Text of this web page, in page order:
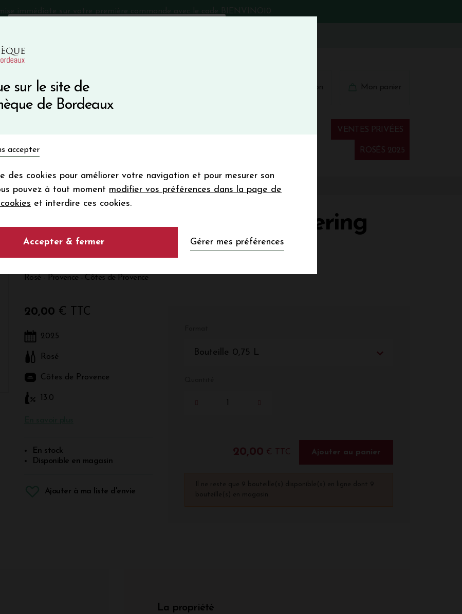
sur le site de
de Bordeaux
accepter
des cookies pour améliorer votre navigation et pour mesurer son
pouvez à tout moment modifier vos préférences dans la page de
et interdire ces cookies.
Accepter & fermer Gérer mes préférences
du monde ROSÉS 2025
VENTES PRIVÉES
Angel
CAVES D'ESCLANS Whispering
Angel 2025
Rosé - Provence - Côtes de Provence
20,00 € TTC
2025
Rosé
Côtes de Provence
13.0
En stock
Disponible en magasin
Ajouter à ma liste d'envie
Bouteille 0,75 L
20,00 € TTC Ajouter au panier
La propriété
En m’abonnant, j’accepte de recevoir la newsletter de la
Vinothèque de Bordeaux.